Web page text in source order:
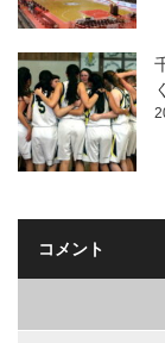
コメント